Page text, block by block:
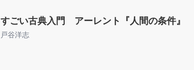
すごい古典入門 アーレント『人間の条件』
戸谷洋志